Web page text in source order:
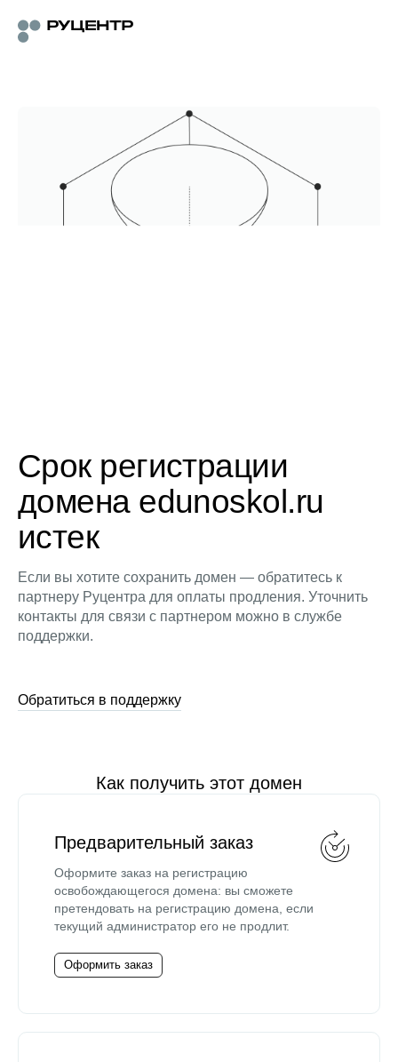
Срок регистрации
домена edunoskol.ru
истек
Если вы хотите сохранить домен — обратитесь к
партнеру Руцентра для оплаты продления. Уточнить
контакты для связи с партнером можно в службе
поддержки.
Обратиться в поддержку
Как получить этот домен
Предварительный заказ
Оформите заказ на регистрацию
освобождающегося домена: вы сможете
претендовать на регистрацию домена, если
текущий администратор его не продлит.
Оформить заказ